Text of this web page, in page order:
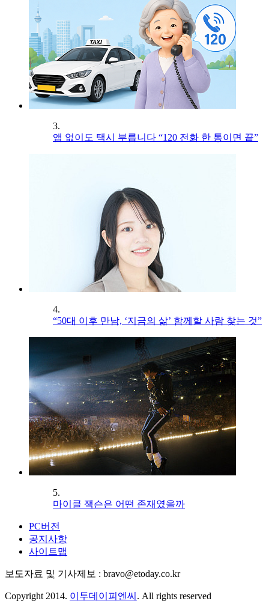
3.
앱 없이도 택시 부릅니다 “120 전화 한 통이면 끝”
4.
“50대 이후 만남, ‘지금의 삶’ 함께할 사람 찾는 것”
5.
마이클 잭슨은 어떤 존재였을까
PC버전
공지사항
사이트맵
보도자료 및 기사제보 : bravo@etoday.co.kr
Copyright 2014. 이투데이피엔씨 . All rights reserved